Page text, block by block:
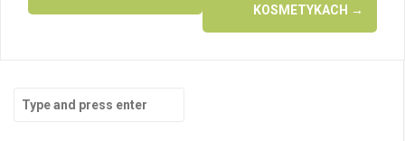
KOSMETYKACH →
for: